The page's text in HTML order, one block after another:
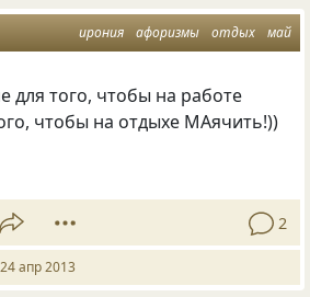
ирония афоризмы отдых май
для того, чтобы на работе
чтобы на отдыхе МАячить!))
2
24 апр 2013